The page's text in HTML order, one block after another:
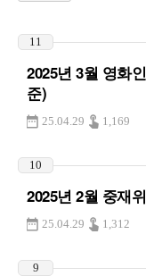
11
2025년 3월 영화
준)
25.04.29 1,169
10
2025년 2월 중재
25.04.29 1,312
9